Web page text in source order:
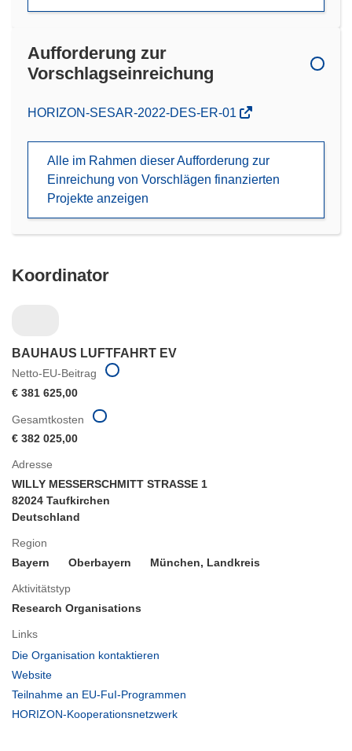
Aufforderung zur
Vorschlagseinreichung
(öffnet
Fenster)
HORIZON-SESAR-2022-DES-ER-01
Alle im Rahmen dieser Aufforderung zur
Einreichung von Vorschlägen finanzierten
Projekte anzeigen
Koordinator
BAUHAUS LUFTFAHRT EV
Netto-EU-Beitrag
€ 381 625,00
Adresse
WILLY MESSERSCHMITT STRASSE 1
82024 Taufkirchen
Deutschland
Region
Bayern
Oberbayern München, Landkreis
Aktivitätstyp
Research Organisations
Links
Die Organisation kontaktieren
Website
in
neuem
Fenster)
Teilnahme an EU-FuI-Programmen
HORIZON-Kooperationsnetzwerk
Gesamtkosten
€ 382 025,00